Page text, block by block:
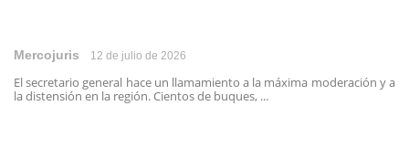
Mercojuris 12 de julio de 2026
El secretario general hace un llamamiento a la máxima moderación y a
la distensión en la región. Cientos de buques, ...